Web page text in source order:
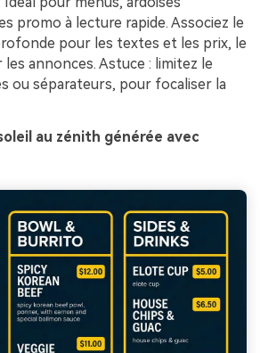
promo à lecture rapide. Associez le
pour les textes et les prix, le
annonces. Astuce : limitez le
ou séparateurs, pour focaliser la
au zénith générée avec